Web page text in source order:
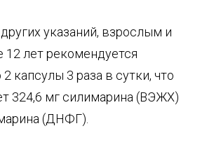
указаний, взрослым и
12 лет рекомендуется
капсулы 3 раза в сутки, что
324,6 мг силимарина (ВЭЖХ)
(ДНФГ).